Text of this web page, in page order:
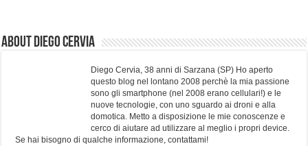
About Diego Cervia
Diego Cervia, 38 anni di Sarzana (SP) Ho aperto
questo blog nel lontano 2008 perchè la mia passione
sono gli smartphone (nel 2008 erano cellulari!) e le
nuove tecnologie, con uno sguardo ai droni e alla
domotica. Metto a disposizione le mie conoscenze e
cerco di aiutare ad utilizzare al meglio i propri device.
Se hai bisogno di qualche informazione, contattami!